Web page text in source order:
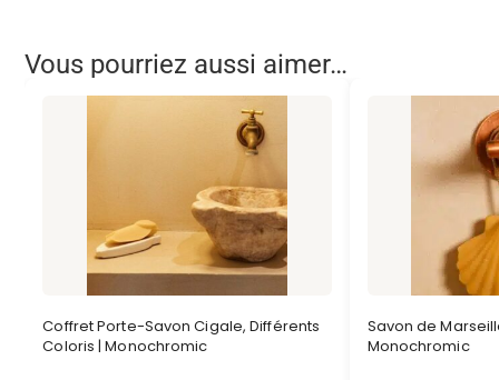
Vous pourriez aussi aimer…
Coffret Porte-Savon Cigale, Différents
Coloris | Monochromic
Savon de
Monochromic